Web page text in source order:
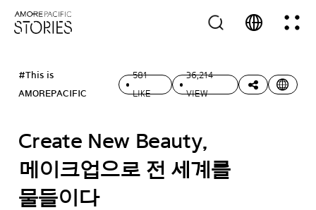
#This is
AMOREPACIFIC
581
LIKE
36,214
VIEW
Create New Beauty,
메이크업으로 전 세계를
물들이다